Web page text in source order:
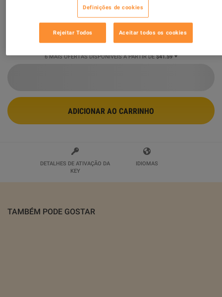
$41.59 -57%
$95.66
6 MAIS OFERTAS DISPONÍVEIS A PARTIR DE $41.59
ADICIONAR AO CARRINHO
DETALHES DE ATIVAÇÃO DA
KEY
IDIOMAS
TAMBÉM PODE GOSTAR
Definições de cookies
Rejeitar Todos Aceitar todos os cookies